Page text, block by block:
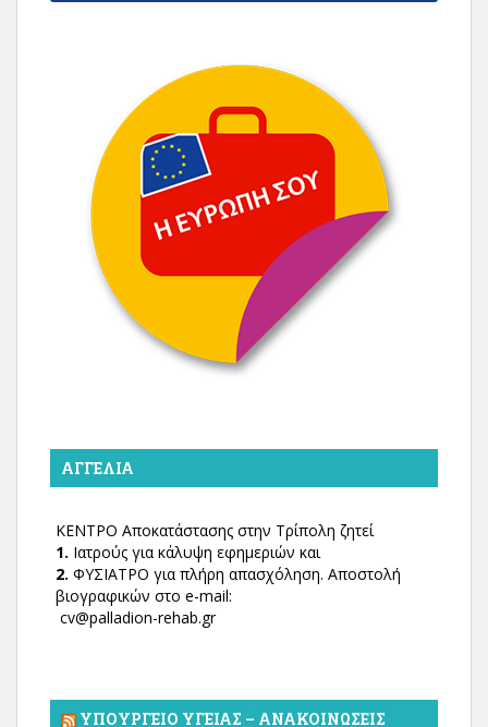
ΑΓΓΕΛΊΑ
ΚΕΝΤΡΟ Αποκατάστασης στην Τρίπολη ζητεί
1. Ιατρούς για κάλυψη εφημεριών και
2. ΦΥΣΙΑΤΡΟ για πλήρη απασχόληση. Αποστολή
βιογραφικών στο e-mail:
cv@palladion-rehab.gr
ΥΠΟΥΡΓΕΊΟ ΥΓΕΊΑΣ – ΑΝΑΚΟΙΝΏΣΕΙΣ